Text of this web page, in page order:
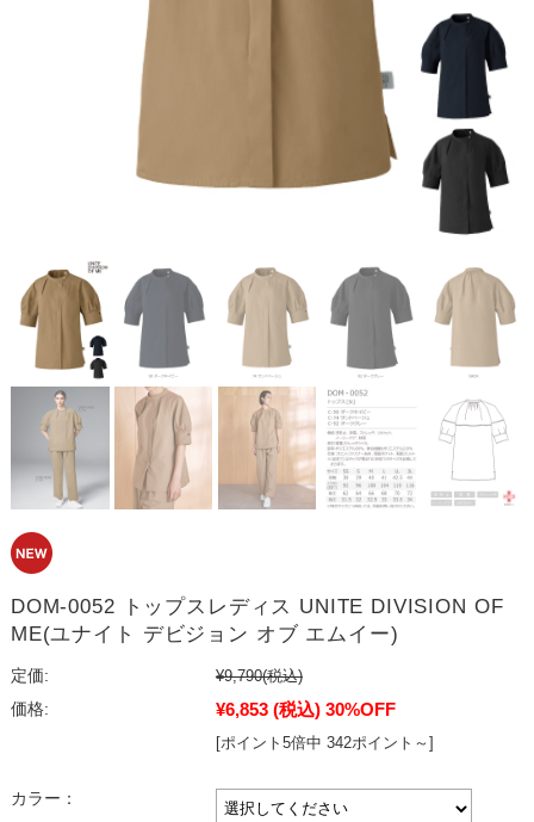
DOM-0052 トップスレディス UNITE DIVISION OF
ME(ユナイト デビジョン オブ エムイー)
定価: ¥9,790(税込)
価格:
¥6,853 (税込) 30%OFF
[ポイント5倍中 342ポイント～]
カラー：